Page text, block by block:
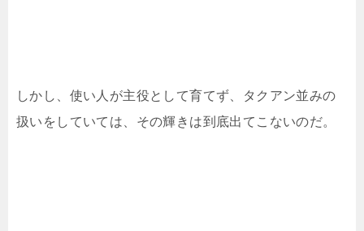
しかし、使い人が主役として育てず、タクアン並みの
扱いをしていては、その輝きは到底出てこないのだ。